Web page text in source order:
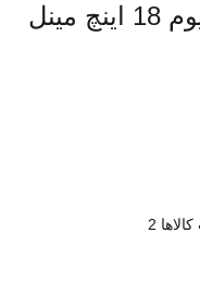
سنج کرش هوی برلینت مدیوم 18 اینچ مینل
2